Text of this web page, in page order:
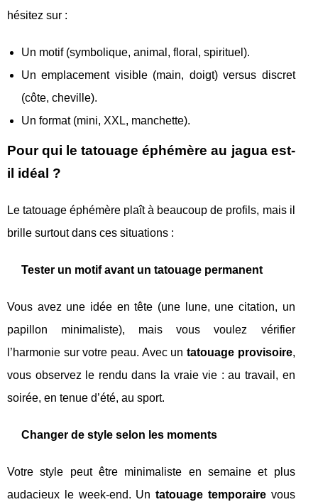
hésitez sur :
Un motif (symbolique, animal, floral, spirituel).
Un emplacement visible (main, doigt) versus discret
(côte, cheville).
Un format (mini, XXL, manchette).
Pour qui le tatouage éphémère au jagua est-
il idéal ?
Le tatouage éphémère plaît à beaucoup de profils, mais il
brille surtout dans ces situations :
Tester un motif avant un tatouage permanent
Vous avez une idée en tête (une lune, une citation, un
papillon minimaliste), mais vous voulez vérifier
l’harmonie sur votre peau. Avec un tatouage provisoire,
vous observez le rendu dans la vraie vie : au travail, en
soirée, en tenue d’été, au sport.
Changer de style selon les moments
Votre style peut être minimaliste en semaine et plus
audacieux le week-end. Untatouage temporairevous